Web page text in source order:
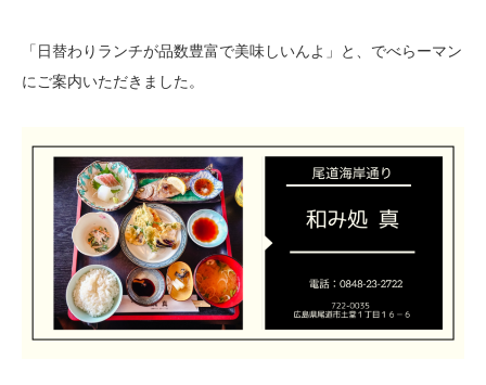
「日替わりランチが品数豊富で美味しいんよ」と、でべらーマン
にご案内いただきました。